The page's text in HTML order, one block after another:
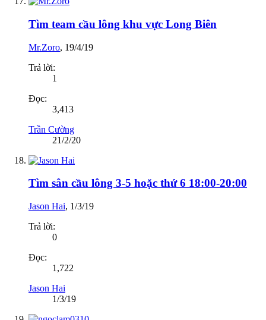
Tìm team cầu lông khu vực Long Biên
Mr.Zoro, 19/4/19
Trả lời:
1
Đọc:
3,413
Trần Cường
21/2/20
Tìm sân cầu lông 3-5 hoặc thứ 6 18:00-20:00
Jason Hai, 1/3/19
Trả lời:
0
Đọc:
1,722
Jason Hai
1/3/19